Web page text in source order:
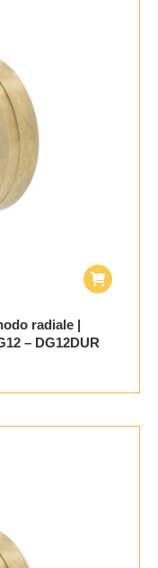
radiale |
– DG12DUR